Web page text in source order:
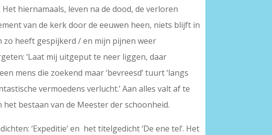
hiernamaals, leven na de dood, de verloren
van de kerk door de eeuwen heen, niets blijft in
zo heeft gespijkerd / en mijn pijnen weer
‘Laat mij uitgeput te neer liggen, daar
mens die zoekend maar ‘bevreesd’ tuurt ‘langs
vermoedens verlucht.’ Aan alles valt af te
bestaan van de Meester der schoonheid.
‘Expeditie’ en het titelgedicht ‘De ene tel’. Het